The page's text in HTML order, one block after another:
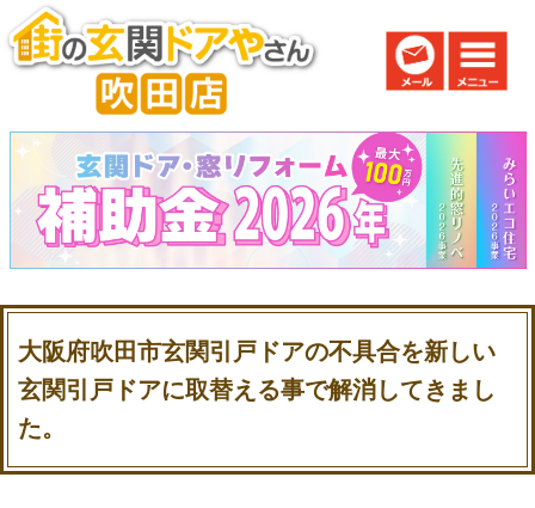
大阪府吹田市玄関引戸ドアの不具合を新しい
玄関引戸ドアに取替える事で解消してきまし
た。